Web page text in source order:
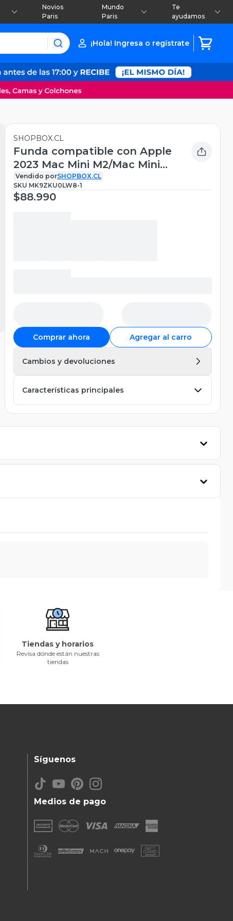
Novios
Paris
Mundo
Paris
Te
ayudamos
¡Hola! Ingresa o regístrate
SHOPBOX.CL
Funda compatible con Apple
2023 Mac Mini M2/Mac Mini
M1 y Mac Mini modelo
anterior, organizador de
electrónica dura para
Vendido porSHOPBOX.CL
SKU MK9ZKU0LW8-1
$88.990
Comprar ahora Agregar al carro
Cambios y devoluciones
Características principales
Tiendas y horarios
Revisa dónde están nuestras
tiendas
Medios de pago
Síguenos